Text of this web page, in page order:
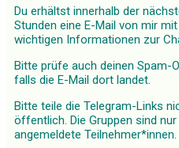
Du erhältst innerhalb der
Stunden eine E-Mail von mir mit
wichtigen Informationen zur
Bitte prüfe auch deinen Spam-
falls die E-Mail dort landet.
Bitte teile die Telegram-Links
öffentlich. Die Gruppen sind
angemeldete Teilnehmer*innen.